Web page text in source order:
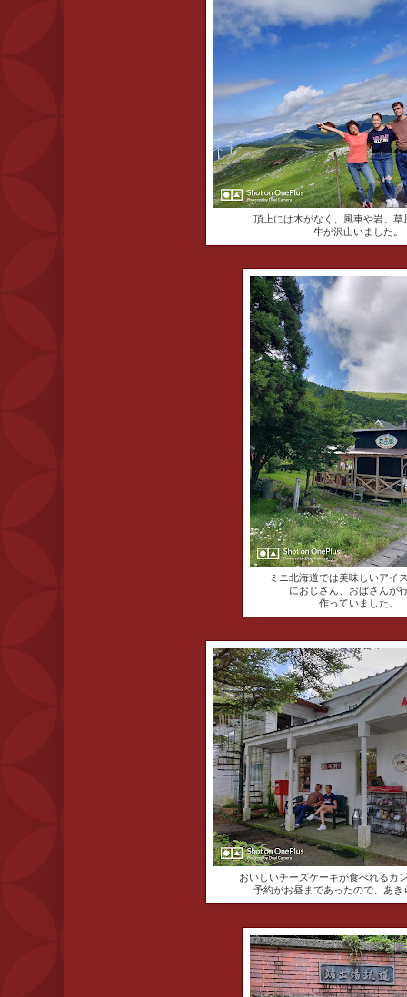
頂上には木がなく、風車や岩、草
牛が沢山いました。
ミニ北海道では美味しいアイ
におじさん、おばさんが
作っていました。
おいしいチーズケーキが食べれるカ
予約がお昼まであったので、あき